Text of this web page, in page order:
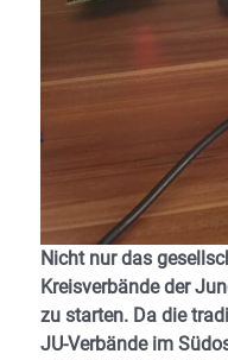
Nicht nur das
Kreisverbände der
zu starten. Da die
JU-Verbände im